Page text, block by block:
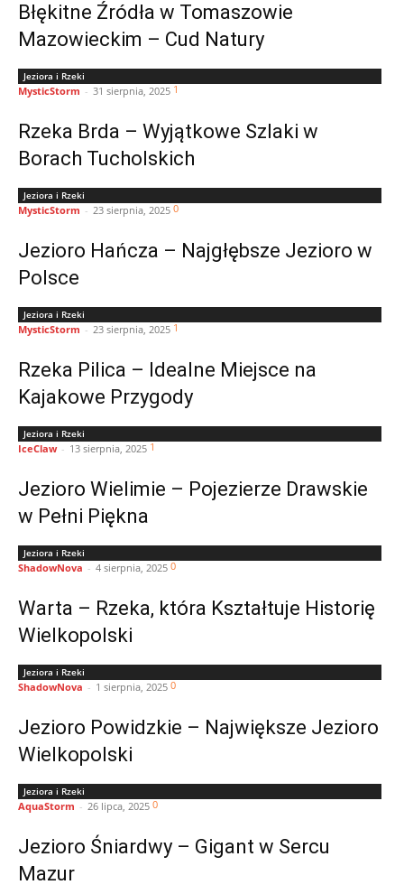
Błękitne Źródła w Tomaszowie
Mazowieckim – Cud Natury
Jeziora i Rzeki
MysticStorm - 31 sierpnia, 2025 1
Rzeka Brda – Wyjątkowe Szlaki w
Borach Tucholskich
Jeziora i Rzeki
MysticStorm - 23 sierpnia, 2025 0
Jezioro Hańcza – Najgłębsze Jezioro w
Polsce
Jeziora i Rzeki
MysticStorm - 23 sierpnia, 2025 1
Rzeka Pilica – Idealne Miejsce na
Kajakowe Przygody
Jeziora i Rzeki
IceClaw - 13 sierpnia, 2025 1
Jezioro Wielimie – Pojezierze Drawskie
w Pełni Piękna
Jeziora i Rzeki
ShadowNova - 4 sierpnia, 2025 0
Warta – Rzeka, która Kształtuje Historię
Wielkopolski
Jeziora i Rzeki
ShadowNova - 1 sierpnia, 2025 0
Jezioro Powidzkie – Największe Jezioro
Wielkopolski
Jeziora i Rzeki
AquaStorm - 26 lipca, 2025 0
Jezioro Śniardwy – Gigant w Sercu
Mazur